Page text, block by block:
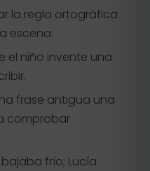
la regla ortográfica
escena.
el niño invente una
frase antigua una
comprobar
frío; Lucía